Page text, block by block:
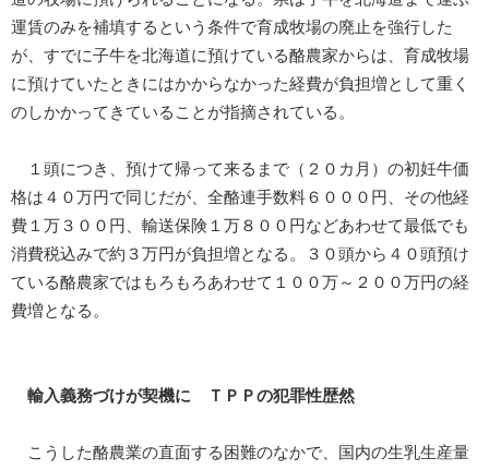
運賃のみを補填するという条件で育成牧場の廃止を強行した
が、すでに子牛を北海道に預けている酪農家からは、育成牧場
に預けていたときにはかからなかった経費が負担増として重く
のしかかってきていることが指摘されている。
１頭につき、預けて帰って来るまで（２０カ月）の初妊牛価
格は４０万円で同じだが、全酪連手数料６０００円、その他経
費１万３００円、輸送保険１万８００円などあわせて最低でも
消費税込みで約３万円が負担増となる。３０頭から４０頭預け
ている酪農家ではもろもろあわせて１００万～２００万円の経
費増となる。
輸入義務づけが契機に ＴＰＰの犯罪性歴然
こうした酪農業の直面する困難のなかで、国内の生乳生産量